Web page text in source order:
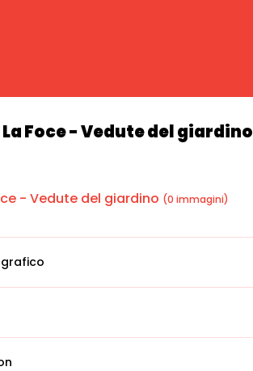
Foce - Vedute del giardino
- Vedute del giardino (0 immagini)